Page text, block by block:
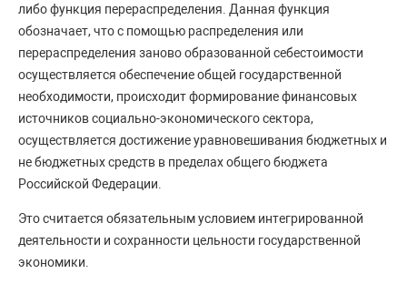
либо функция перераспределения. Данная функция
обозначает, что с помощью распределения или
перераспределения заново образованной себестоимости
осуществляется обеспечение общей государственной
необходимости, происходит формирование финансовых
источников социально-экономического сектора,
осуществляется достижение уравновешивания бюджетных и
не бюджетных средств в пределах общего бюджета
Российской Федерации.
Это считается обязательным условием интегрированной
деятельности и сохранности цельности государственной
экономики.